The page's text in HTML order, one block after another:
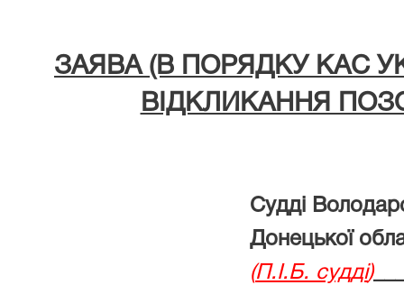
ЗАЯВА (В ПОРЯДКУ
ВІДКЛИКАННЯ
Судді
Донецької
(П.І.Б. судді)